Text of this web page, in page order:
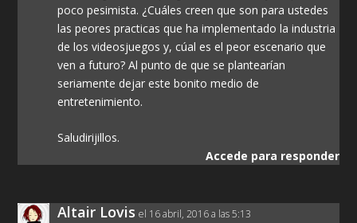
poco pesimista. ¿Cuáles creen que son para ustedes
las peores practicas que ha implementado la industria
de los videosjuegos y, cúal es el peor escenario que
ven a futuro? Al punto de que se plantearían
seriamente dejar este bonito medio de
entretenimiento.
Saludirijillos.
Accede para responder
Altair Lovis el 16 abril, 2016 a las 5:13